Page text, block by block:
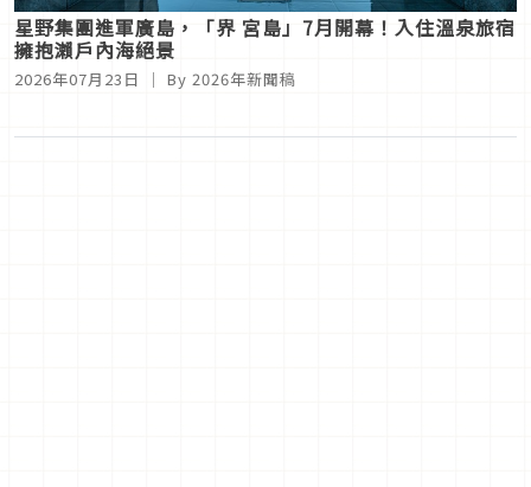
星野集團進軍廣島，「界 宮島」7月開幕！入住溫泉旅宿
擁抱瀨戶內海絕景
2026年07月23日 ｜ By 2026年新聞稿